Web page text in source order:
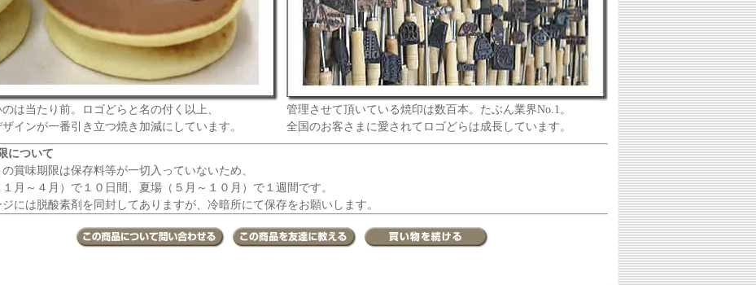
管理させて頂いている焼印は数百本。たぶん業界No.1。
全国のお客さまに愛されてロゴどらは成長しています。
は当たり前。ロゴどらと名の付く以上、
インが一番引き立つ焼き加減にしています。
について
の賞味期限は保存料等が一切入っていないため、
月～４月）で１０日間、夏場（５月～１０月）で１週間です。
には脱酸素剤を同封してありますが、冷暗所にて保存をお願いします。